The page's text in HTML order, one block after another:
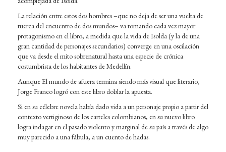
La relación entre estos dos hombres –que no deja de ser una vuelta de
tuerca del encuentro de dos mundos– va tomando cada vez mayor
protagonismo en el libro, a medida que la vida de Isolda (y la de una
gran cantidad de personajes secundarios) converge en una oscilación
que va desde el mito sobrenatural hasta una especie de crónica
costumbrista de los habitantes de Medellín.
Aunque El mundo de afuera termina siendo más visual que literario,
Jorge Franco logró con este libro doblar la apuesta.
Si en su célebre novela había dado vida a un personaje propio a partir del
contexto vertiginoso de los carteles colombianos, en su nuevo libro
logra indagar en el pasado violento y marginal de su país a través de algo
muy parecido a una fábula, a un cuento de hadas.